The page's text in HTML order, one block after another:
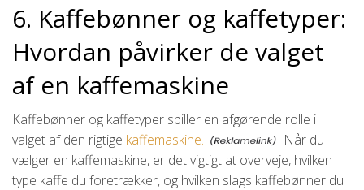
6. Kaffebønner og kaffetyper:
Hvordan påvirker de valget
af en kaffemaskine
Kaffebønner og kaffetyper spiller en afgørende rolle i
valget af den rigtige kaffemaskine.
Når du
vælger en kaffemaskine, er det vigtigt at overveje, hvilken
type kaffe du foretrækker, og hvilken slags kaffebønner du